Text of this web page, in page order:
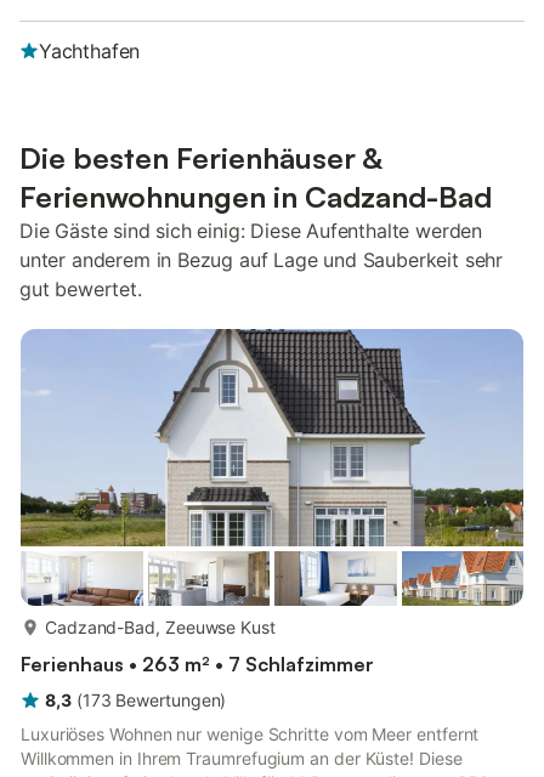
Yachthafen
Die besten Ferienhäuser &
Ferienwohnungen in Cadzand-Bad
Die Gäste sind sich einig: Diese Aufenthalte werden
unter anderem in Bezug auf Lage und Sauberkeit sehr
gut bewertet.
Cadzand-Bad, Zeeuwse Kust
Ferienhaus • 263 m² • 7 Schlafzimmer
8,3 (173 Bewertungen)
Luxuriöses Wohnen nur wenige Schritte vom Meer entfernt
Willkommen in Ihrem Traumrefugium an der Küste! Diese